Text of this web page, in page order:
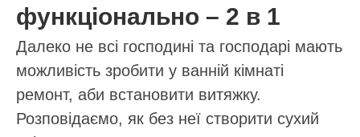
функціонально – 2 в 1
Далеко не всі господині та господарі мають
можливість зробити у ванній кімнаті
ремонт, аби встановити витяжку.
Розповідаємо, як без неї створити сухий